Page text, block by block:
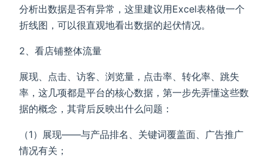
分析出数据是否有异常，这里建议用Excel表格做一个
折线图，可以很直观地看出数据的起伏情况。
2、看店铺整体流量
展现、点击、访客、浏览量，点击率、转化率、跳失
率，这几项都是平台的核心数据，第一步先弄懂这些数
据的概念，其背后反映出什么问题：
（1）展现——与产品排名、关键词覆盖面、广告推广
情况有关；